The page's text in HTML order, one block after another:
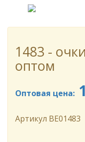
1483 -
оптом
Оптовая цена: 1
Артикул BE01483